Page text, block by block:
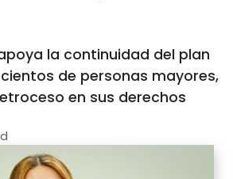
la continuidad del plan
de personas mayores,
en sus derechos